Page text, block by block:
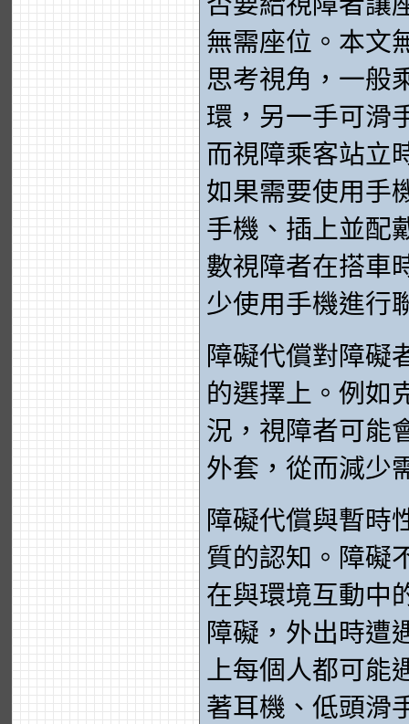
無需座位。本文
思考視角，一般
環，另一手可滑
而視障乘客站立
如果需要使用手
手機、插上並配
數視障者在搭車
少使用手機進行
障礙代償對障礙
的選擇上。例如
況，視障者可能
外套，從而減少
障礙代償與暫時
質的認知。障礙
在與環境互動中
障礙，外出時遭
上每個人都可能
著耳機、低頭滑